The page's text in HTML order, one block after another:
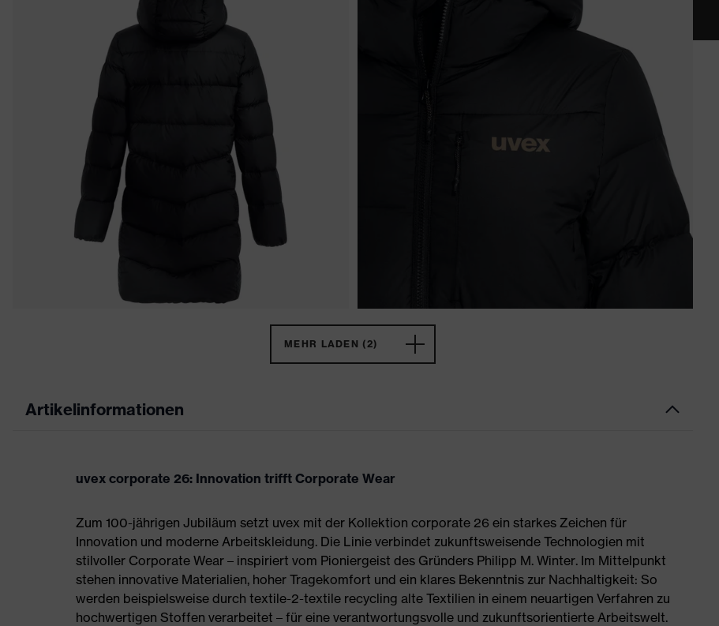
MEHR LADEN (2)
Artikelinformationen
uvex corporate 26: Innovation trifft Corporate Wear
Zum 100-jährigen Jubiläum setzt uvex mit der Kollektion corporate 26 ein starkes Zeichen für
Innovation und moderne Arbeitskleidung. Die Linie verbindet zukunftsweisende Technologien mit
stilvoller Corporate Wear – inspiriert vom Pioniergeist des Gründers Philipp M. Winter. Im Mittelpunkt
stehen innovative Materialien, hoher Tragekomfort und ein klares Bekenntnis zur Nachhaltigkeit: So
werden beispielsweise durch textile-2-textile recycling alte Textilien in einem neuartigen Verfahren zu
hochwertigen Stoffen verarbeitet – für eine verantwortungsvolle und zukunftsorientierte Arbeitswelt.